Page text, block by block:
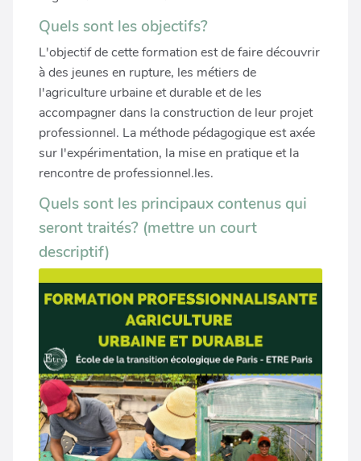
Quels sont les objectifs?
L'objectif de cette formation est de faire découvrir
à des jeunes en rupture, les métiers de
l'agriculture urbaine et durable et de les
accompagner dans la construction de leur projet
professionnel. La méthode pédagogique est axée
sur l'expérimentation, la mise en pratique et la
rencontre de professionnel.les.
Quels sont les principaux contenus qui
seront traités? (mettre un court
descriptif)